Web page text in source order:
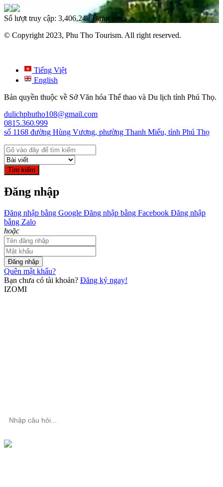
Số lượt truy cập: 3,406,248Đang xem:
© Copyright 2023, Phu Tho Tourism. All right reserved.
Tiếng Việt
English
Bản quyền thuộc về Sở Văn hóa Thể thao và Du lịch tỉnh Phú Thọ.
dulichphutho108@gmail.com
0815.360.999
số 1168 đường Hùng Vương, phường Thanh Miếu, tỉnh Phú Thọ
Tìm kiếm
Đăng nhập
Đăng nhập bằng Google Đăng nhập bằng Facebook Đăng nhập
bằng Zalo
hoặc
Đăng nhập
Quên mật khẩu?
Bạn chưa có tài khoản? Đăng ký ngay!
IZOMI